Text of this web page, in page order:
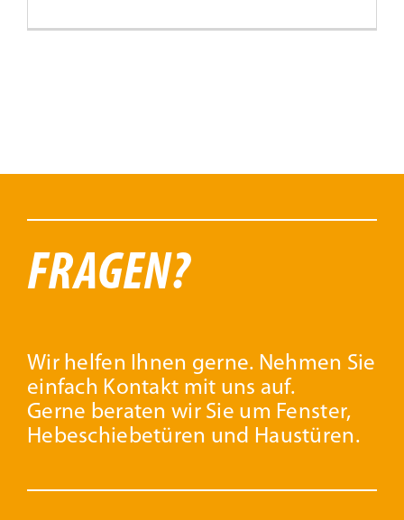
FRAGEN?
Wir helfen Ihnen gerne. Nehmen Sie
einfach Kontakt mit uns auf.
Gerne beraten wir Sie um Fenster,
Hebeschiebetüren und Haustüren.